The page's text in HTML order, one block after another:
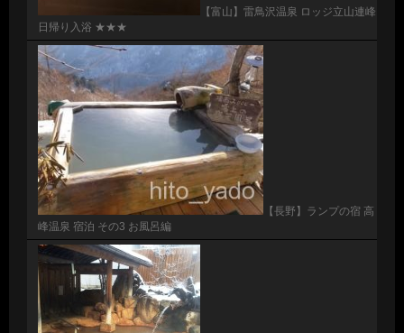
【富山】雷鳥沢温泉 ロッジ立山連峰
日帰り入浴 ★★★
【長野】ランプの宿 高
峰温泉 宿泊 その3 お風呂編